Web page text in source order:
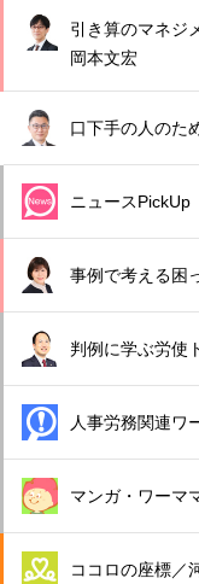
引き算のマネジ
岡本文宏
口下手の人のた
ニュースPickUp
事例で考える困
判例に学ぶ労使
人事労務関連ワ
マンガ・ワーマ
ココロの座標／